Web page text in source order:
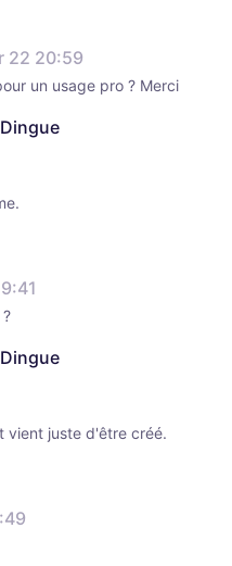
22 20:59
un usage pro ? Merci
vient juste d'être créé.